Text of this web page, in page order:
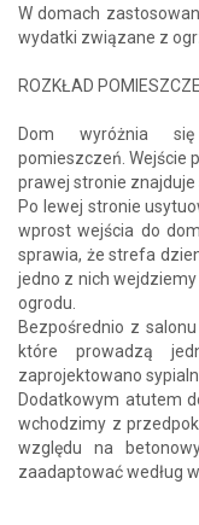
W domach
wydatki związane z
ROZKŁAD
Dom wyróżnia się
pomieszczeń. Wejście
prawej stronie znajduje
Po lewej stronie
wprost wejścia do
sprawia, że strefa
jedno z nich
ogrodu.
Bezpośrednio z
które prowadzą
zaprojektowano
Dodatkowym atutem
wchodzimy z
względu na
zaadaptować według